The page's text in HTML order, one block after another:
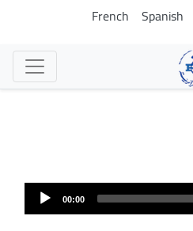
تجاوز
Spanish
French
00:00